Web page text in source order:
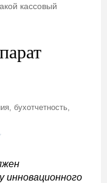
кассовый
бухотчетность,
инновационного